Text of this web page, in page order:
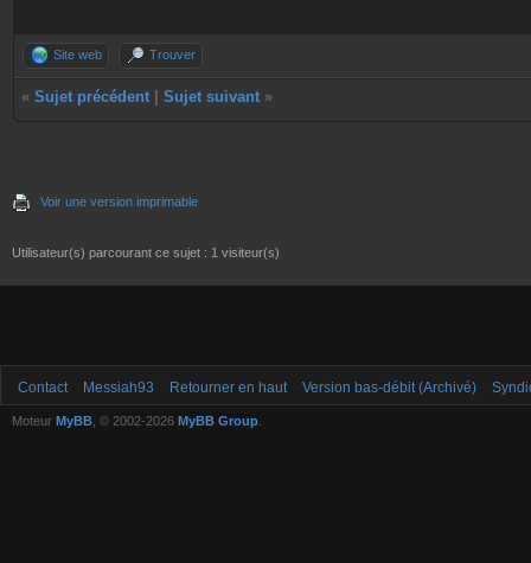
Site web Trouver
« Sujet précédent Sujet suivant »
Voir une version imprimable
Utilisateur(s) parcourant ce sujet : 1 visiteur(s)
Contact Messiah93 Retourner en haut Version bas-débit (Archivé)
Moteur MyBB , © 2002-2026 MyBB Group